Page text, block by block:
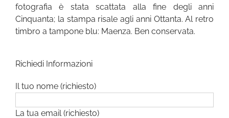
fotografia è stata scattata alla fine degli anni
Cinquanta; la stampa risale agli anni Ottanta. Al retro
timbro a tampone blu: Maenza. Ben conservata.
Richiedi Informazioni
Il tuo nome (richiesto)
La tua email (richiesto)